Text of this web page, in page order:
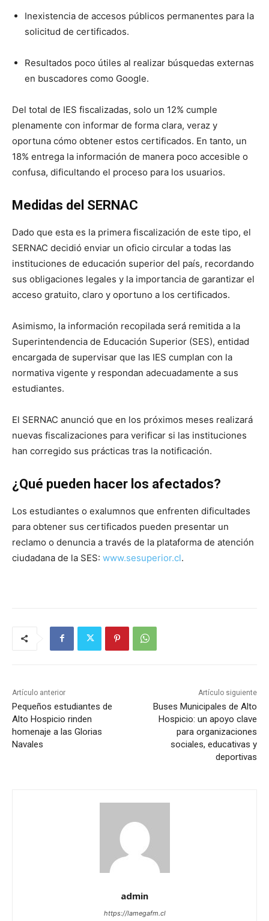
Inexistencia de accesos públicos permanentes para la
solicitud de certificados.
Resultados poco útiles al realizar búsquedas externas
en buscadores como Google.
Del total de IES fiscalizadas, solo un 12% cumple
plenamente con informar de forma clara, veraz y
oportuna cómo obtener estos certificados. En tanto, un
18% entrega la información de manera poco accesible o
confusa, dificultando el proceso para los usuarios.
Medidas del SERNAC
Dado que esta es la primera fiscalización de este tipo, el
SERNAC decidió enviar un oficio circular a todas las
instituciones de educación superior del país, recordando
sus obligaciones legales y la importancia de garantizar el
acceso gratuito, claro y oportuno a los certificados.
Asimismo, la información recopilada será remitida a la
Superintendencia de Educación Superior (SES), entidad
encargada de supervisar que las IES cumplan con la
normativa vigente y respondan adecuadamente a sus
estudiantes.
El SERNAC anunció que en los próximos meses realizará
nuevas fiscalizaciones para verificar si las instituciones
han corregido sus prácticas tras la notificación.
¿Qué pueden hacer los afectados?
Los estudiantes o exalumnos que enfrenten dificultades
para obtener sus certificados pueden presentar un
reclamo o denuncia a través de la plataforma de atención
ciudadana de la SES: www.sesuperior.cl.
Artículo anterior
Pequeños estudiantes de
Alto Hospicio rinden
homenaje a las Glorias
Navales
Artículo siguiente
Buses Municipales de Alto
Hospicio: un apoyo clave
para organizaciones
sociales, educativas y
deportivas
admin
https://lamegafm.cl